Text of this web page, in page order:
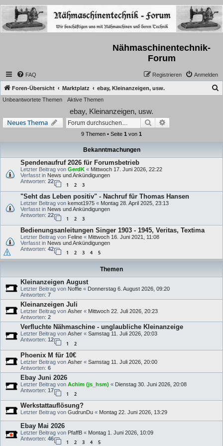
Nähmaschinentechnik-
Forum
FAQ Anmelden
Registrieren
Foren-Übersicht Marktplatz ebay, Kleinanzeigen, usw.
Unbeantwortete Themen Aktive Themen
ebay, Kleinanzeigen, usw.
Neues Thema Suche
9 Themen • Seite 1 von 1
Bekanntmachungen
Spendenaufruf 2026 für Forumsbetrieb
Letzter Beitrag von GerdK « Mittwoch 17. Juni 2026, 22:22
Verfasst in News und Ankündigungen
Antworten: 22
1 2 3
"Seht das Leben positiv" - Nachruf für Thomas Hansen
Letzter Beitrag von kemot1975 « Montag 28. April 2025, 23:13
Verfasst in News und Ankündigungen
Antworten: 22
1 2 3
Bedienungsanleitungen Singer 1903 - 1945, Veritas, Textima
Letzter Beitrag von Feline « Mittwoch 16. Juni 2021, 11:08
Verfasst in News und Ankündigungen
Antworten: 42
1 2 3 4 5
Themen
Kleinanzeigen August
Letzter Beitrag von Noffie « Donnerstag 6. August 2026, 09:20
Antworten: 7
Kleinanzeigen Juli
Letzter Beitrag von Asher « Mittwoch 22. Juli 2026, 20:23
Antworten: 2
Verfluchte Nähmaschine - unglaubliche Kleinanzeige
Letzter Beitrag von Asher « Samstag 11. Juli 2026, 20:03
Antworten: 12
1 2
Phoenix M für 10€
Letzter Beitrag von Asher « Samstag 11. Juli 2026, 20:00
Antworten: 6
Ebay Juni 2026
Letzter Beitrag von Achim (js_hsm) « Dienstag 30. Juni 2026, 20:08
Antworten: 17
1 2
Werkstattauflösung?
Letzter Beitrag von GudrunDu « Montag 22. Juni 2026, 13:29
Ebay Mai 2026
Letzter Beitrag von PfaffB « Montag 1. Juni 2026, 10:09
Antworten: 46
1 2 3 4 5